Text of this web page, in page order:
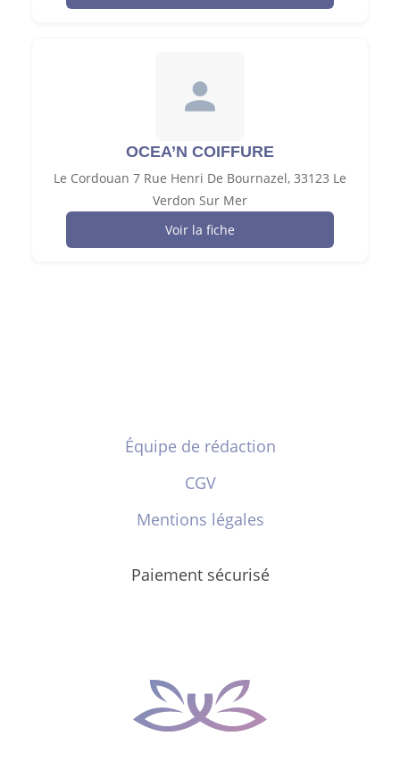
OCEA’N COIFFURE
Le Cordouan 7 Rue Henri De Bournazel, 33123 Le
Verdon Sur Mer
Voir la fiche
Équipe de rédaction
CGV
Mentions légales
Paiement sécurisé